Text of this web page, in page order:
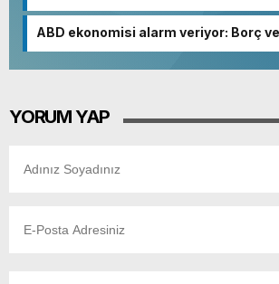
ABD ekonomisi alarm veriyor: Borç
YORUM YAP